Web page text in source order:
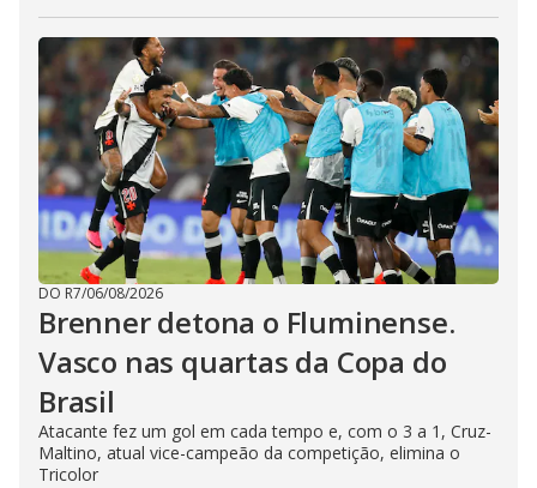
DO R7/06/08/2026
Brenner detona o Fluminense.
Vasco nas quartas da Copa do
Brasil
Atacante fez um gol em cada tempo e, com o 3 a 1, Cruz-
Maltino, atual vice-campeão da competição, elimina o
Tricolor